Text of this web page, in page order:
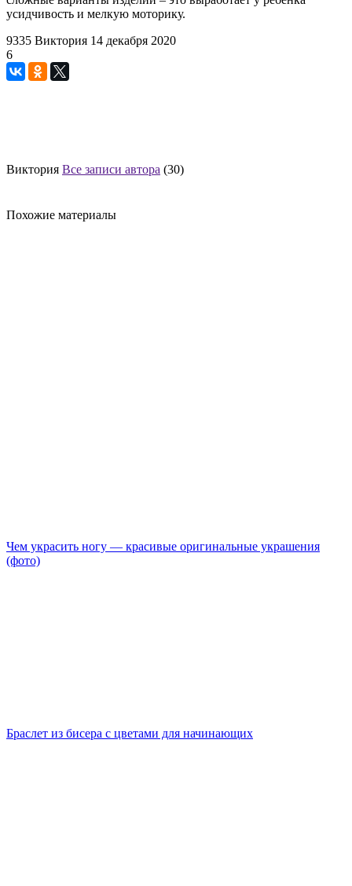
усидчивость и мелкую моторику.
9335 Виктория 14 декабря 2020
6
Виктория Все записи автора (30)
Похожие материалы
Чем украсить ногу — красивые оригинальные украшения
(фото)
Браслет из бисера с цветами для начинающих